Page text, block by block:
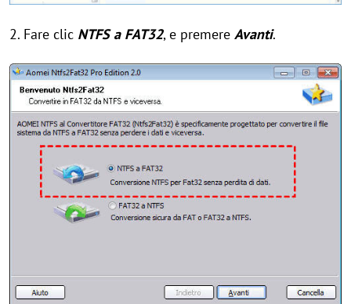
2. Fare clic NTFS a FAT32, e premere Avanti.